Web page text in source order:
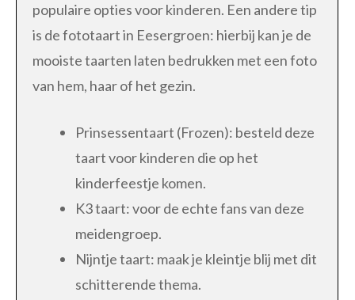
populaire opties voor kinderen. Een andere tip
is de fototaart in Eesergroen: hierbij kan je de
mooiste taarten laten bedrukken met een foto
van hem, haar of het gezin.
Prinsessentaart (Frozen): besteld deze
taart voor kinderen die op het
kinderfeestje komen.
K3 taart: voor de echte fans van deze
meidengroep.
Nijntje taart: maak je kleintje blij met dit
schitterende thema.